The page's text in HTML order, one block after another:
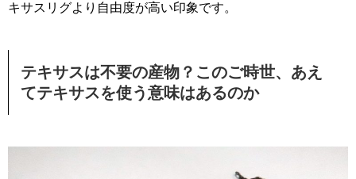
キサスリグより自由度が高い印象です。
テキサスは不要の産物？このご時世、あえ
てテキサスを使う意味はあるのか